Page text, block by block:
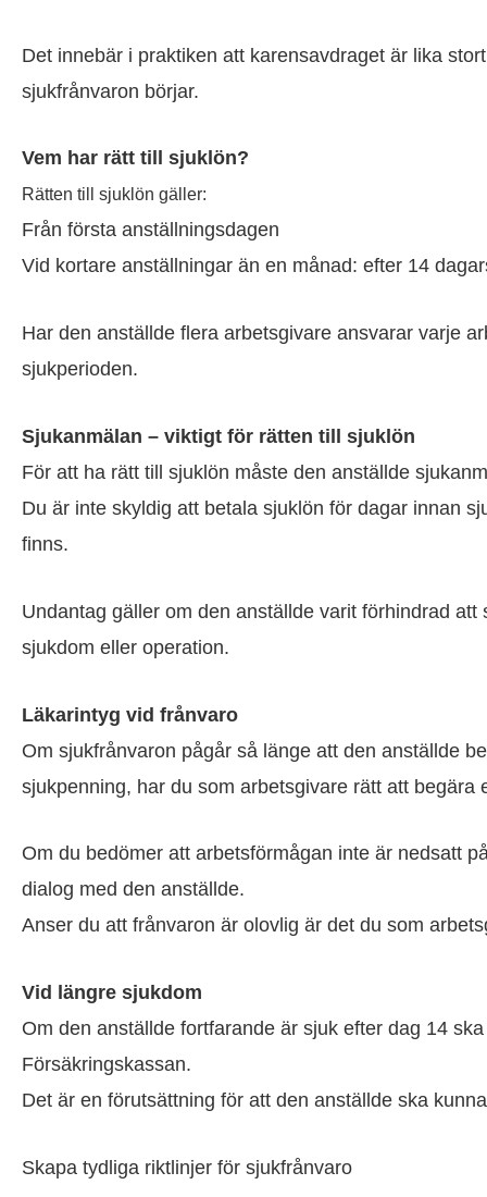
Det innebär i praktiken att karensavdraget är lika
sjukfrånvaron börjar.
Vem har rätt till sjuklön?
Rätten till sjuklön gäller:
Från första anställningsdagen
Vid kortare anställningar än en månad: efter 14
Har den anställde flera arbetsgivare ansvarar varje
sjukperioden.
Sjukanmälan – viktigt för rätten till sjuklön
För att ha rätt till sjuklön måste den anställde
Du är inte skyldig att betala sjuklön för dagar innan
finns.
Undantag gäller om den anställde varit förhindrad
sjukdom eller operation.
Läkarintyg vid frånvaro
Om sjukfrånvaron pågår så länge att den anställde
sjukpenning, har du som arbetsgivare rätt att begära
Om du bedömer att arbetsförmågan inte är nedsatt
dialog med den anställde.
Anser du att frånvaron är olovlig är det du som
Vid längre sjukdom
Om den anställde fortfarande är sjuk efter dag 14
Försäkringskassan.
Det är en förutsättning för att den anställde ska
Skapa tydliga riktlinjer för sjukfrånvaro